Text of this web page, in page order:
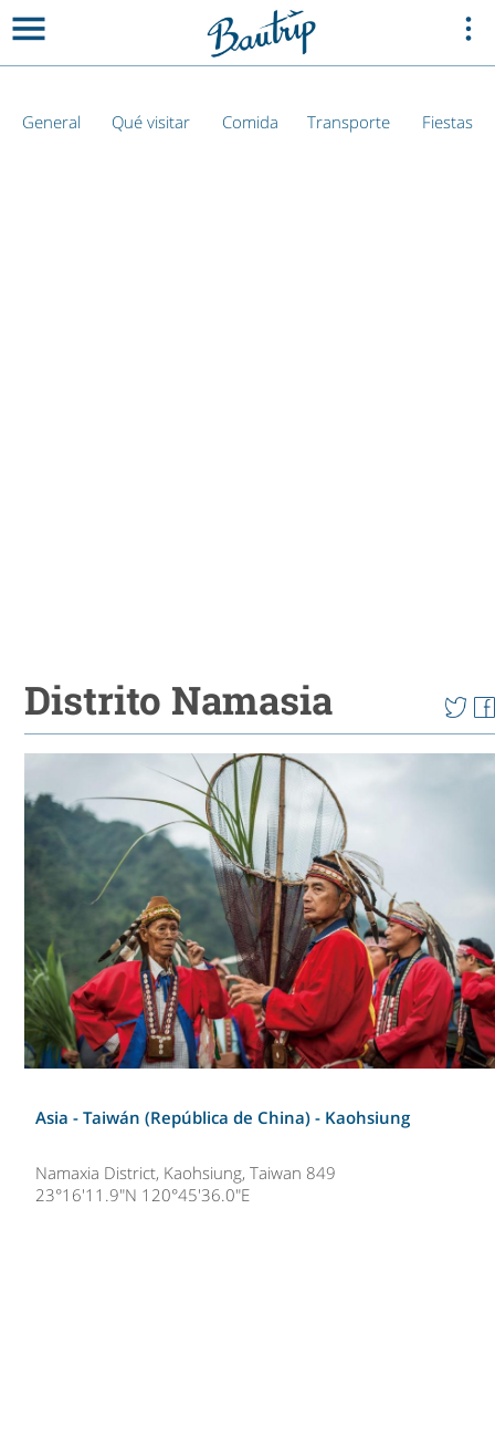
General Qué visitar Comida Transporte Fiestas
Distrito Namasia
Asia - Taiwán (República de China) - Kaohsiung
Namaxia District, Kaohsiung, Taiwan 849
23°16'11.9"N 120°45'36.0"E